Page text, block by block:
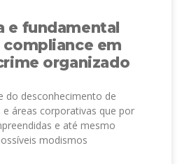
e fundamental
em
organizado
do desconhecimento de
áreas corporativas que por
e até mesmo
modismos